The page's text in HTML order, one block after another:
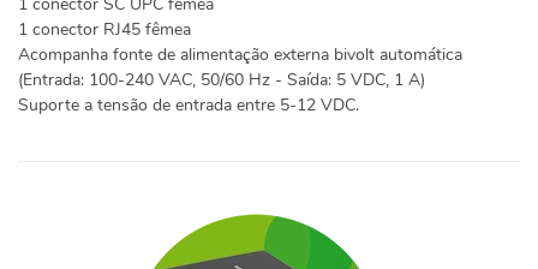
1 conector SC UPC fêmea
1 conector RJ45 fêmea
Acompanha fonte de alimentação externa bivolt automática
(Entrada: 100-240 VAC, 50/60 Hz - Saída: 5 VDC, 1 A)
Suporte a tensão de entrada entre 5-12 VDC.